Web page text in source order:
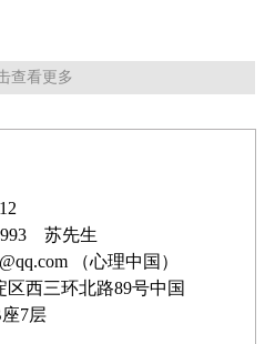
查看更多
苏先生
（心理中国）
西三环北路89号中国
层